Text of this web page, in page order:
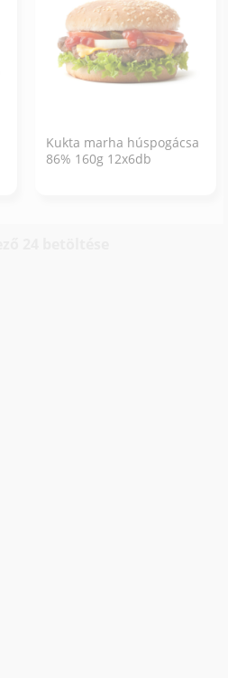
Kukta marha húspogácsa
86% 160g 12x6db